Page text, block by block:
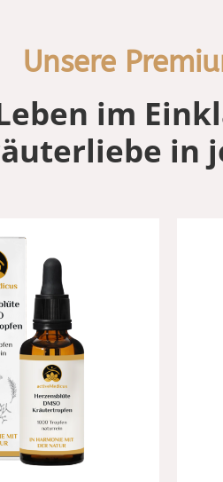
Unsere
im
in